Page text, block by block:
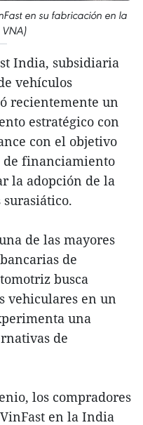
en su fabricación en la
VNA)
India, subsidiaria
vehículos
recientemente un
estratégico con
con el objetivo
de financiamiento
la adopción de la
de las mayores
de
busca
vehiculares en un
una
de
los compradores
en la India